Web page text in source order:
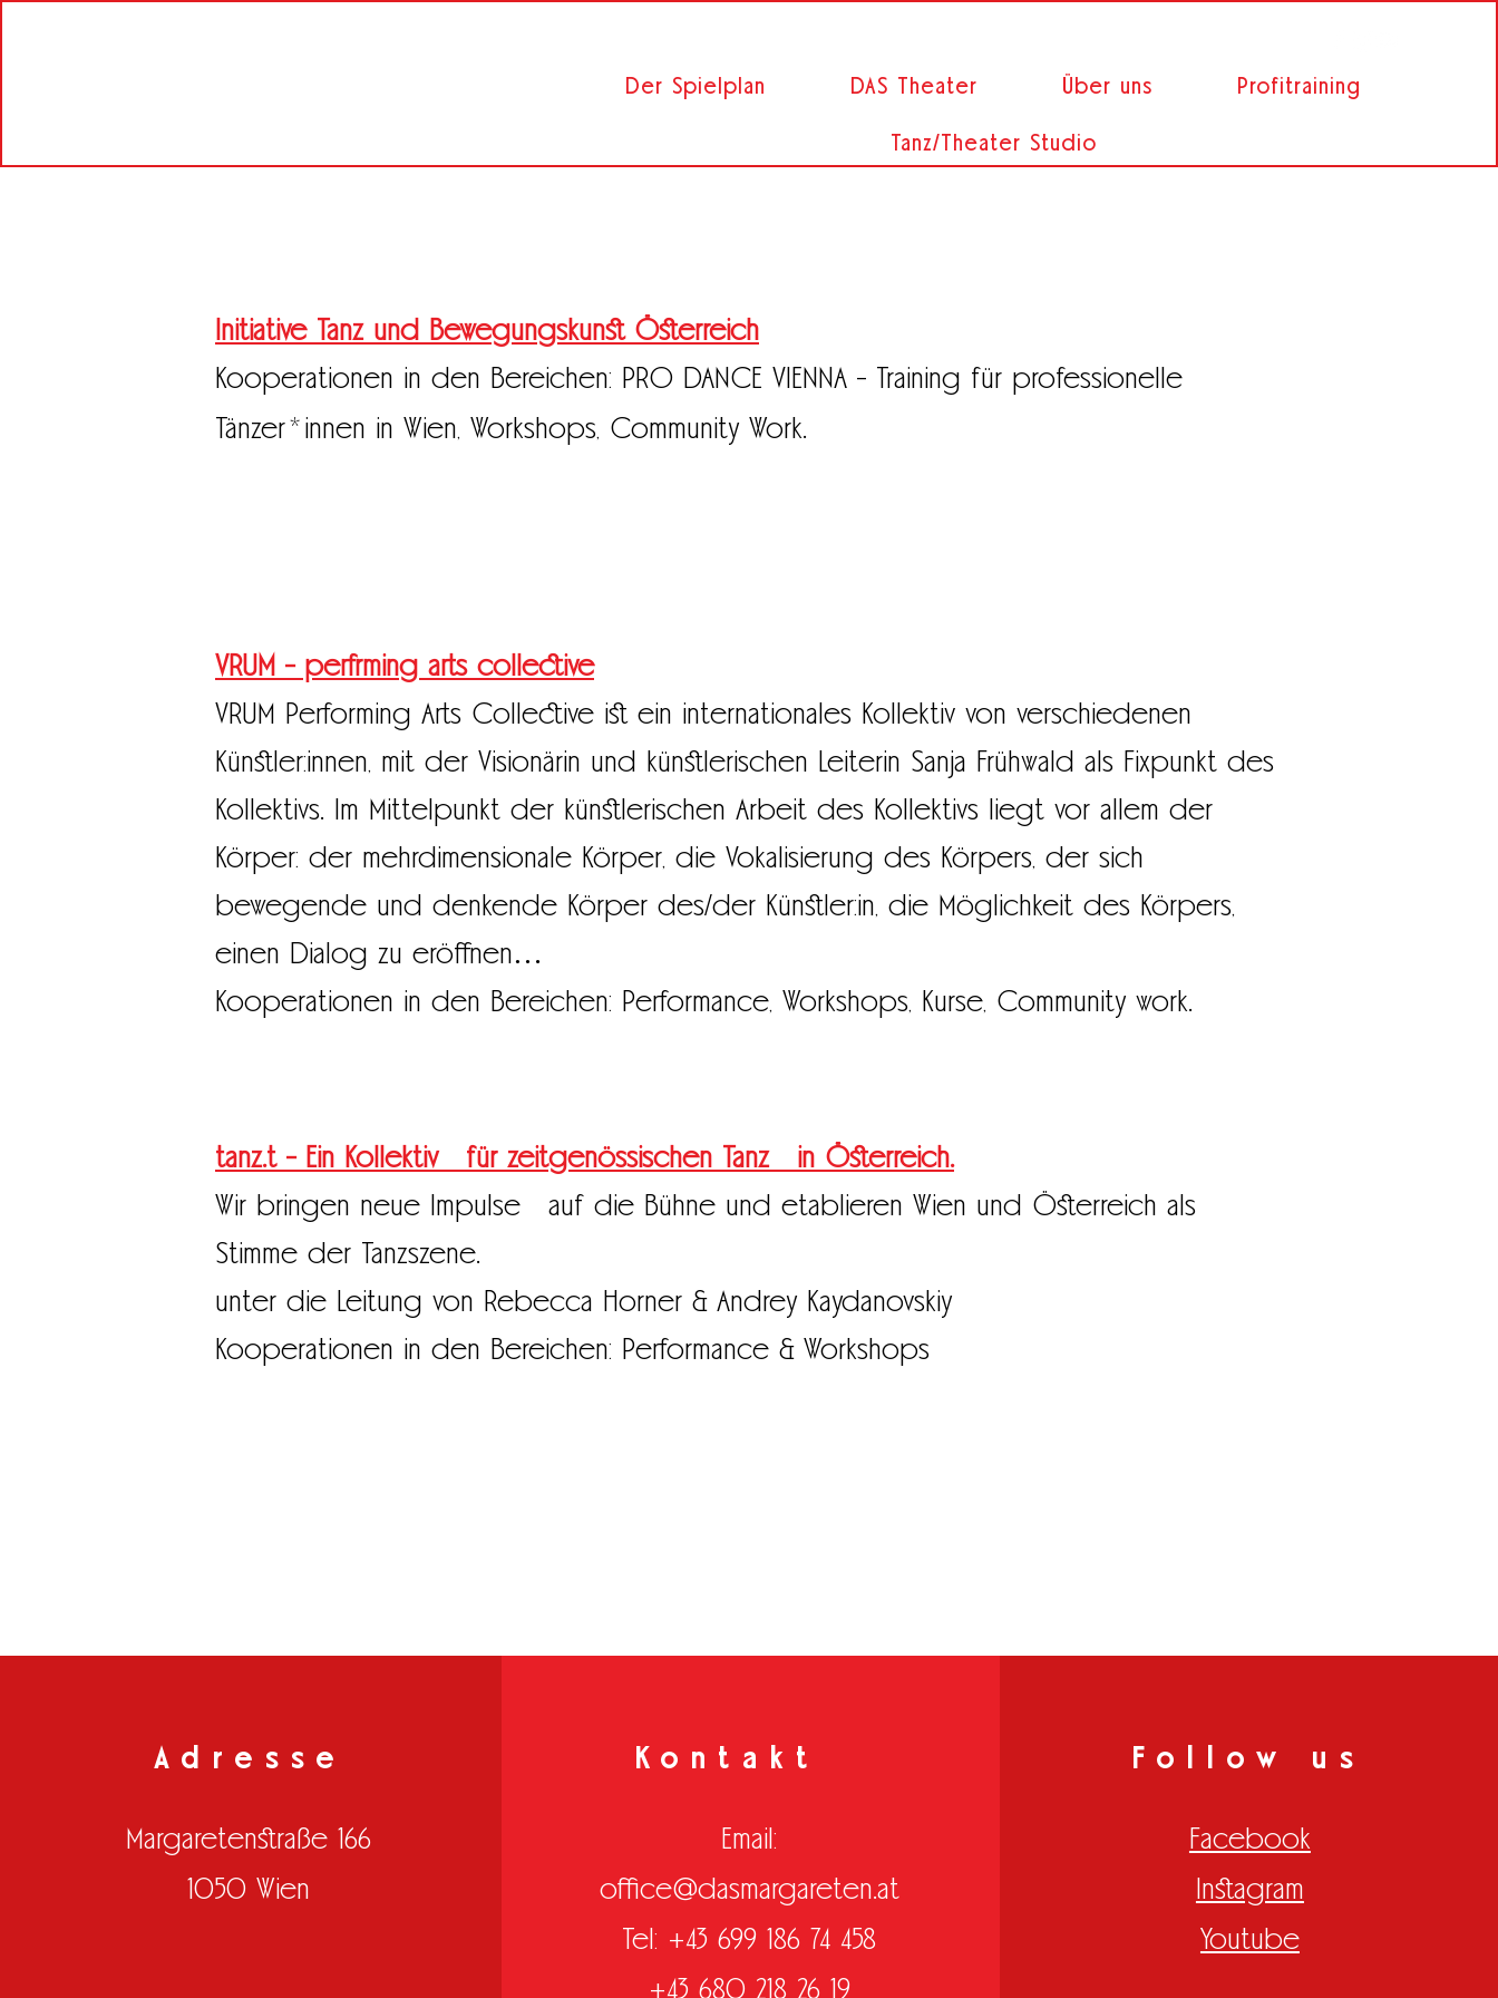
Der Spielplan DAS Theater Über uns Profitraining
Tanz/Theater Studio
Initiative Tanz und Bewegungskunst Österreich
Kooperationen in den Bereichen: PRO DANCE VIENNA - Training für professionelle
Tänzer* innen in Wien, Workshops, Community Work.
VRUM - perfrming arts collective
VRUM Performing Arts Collective ist ein internationales Kollektiv von verschiedenen
Künstler:innen, mit der Visionärin und künstlerischen Leiterin Sanja Frühwald als Fixpunkt des
Kollektivs. Im Mittelpunkt der künstlerischen Arbeit des Kollektivs liegt vor allem der
Körper: der mehrdimensionale Körper, die Vokalisierung des Körpers, der sich
bewegende und denkende Körper des/der Künstler:in, die Möglichkeit des Körpers,
einen Dialog zu eröffnen…
Kooperationen in den Bereichen: Performance, Workshops, Kurse, Community work.
tanz.t - Ein Kollektiv für zeitgenössischen Tanz in Österreich.
Wir bringen neue Impulse auf die Bühne und etablieren Wien und Österreich als
Stimme der Tanzszene.
unter die Leitung von Rebecca Horner & Andrey Kaydanovskiy
Kooperationen in den Bereichen: Performance & Workshops
Adresse
Margaretenstraße 166
1050 Wien
Kontakt
Email:
office@dasmargareten.at
Tel: +43 699 186 74 458
+43 680 218 26 19
Follow us
Facebook
Instagram
Youtube